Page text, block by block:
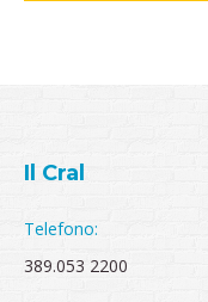
Il Cral
Telefono:
389.053 2200